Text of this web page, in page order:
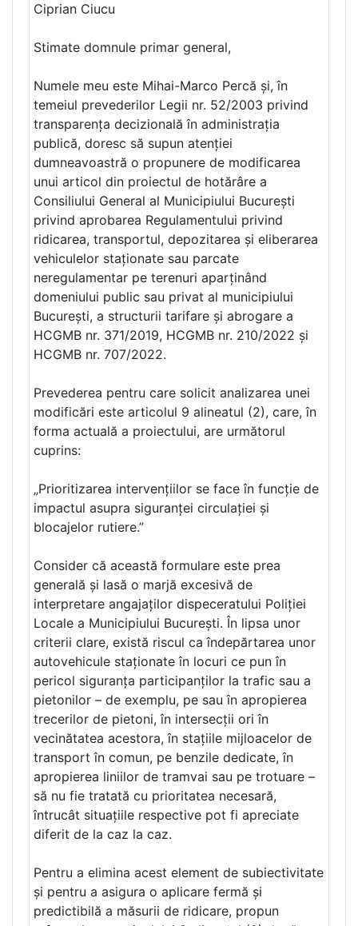
Ciprian Ciucu
Stimate domnule primar general,
Numele meu este Mihai-Marco Percă și, în
temeiul prevederilor Legii nr. 52/2003 privind
transparența decizională în administrația
publică, doresc să supun atenției
dumneavoastră o propunere de modificarea
unui articol din proiectul de hotărâre a
Consiliului General al Municipiului București
privind aprobarea Regulamentului privind
ridicarea, transportul, depozitarea și eliberarea
vehiculelor staționate sau parcate
neregulamentar pe terenuri aparținând
domeniului public sau privat al municipiului
București, a structurii tarifare și abrogare a
HCGMB nr. 371/2019, HCGMB nr. 210/2022 și
HCGMB nr. 707/2022.
Prevederea pentru care solicit analizarea unei
modificări este articolul 9 alineatul (2), care, în
forma actuală a proiectului, are următorul
cuprins:
„Prioritizarea intervențiilor se face în funcție de
impactul asupra siguranței circulației și
blocajelor rutiere.”
Consider că această formulare este prea
generală și lasă o marjă excesivă de
interpretare angajaților dispeceratului Poliției
Locale a Municipiului București. În lipsa unor
criterii clare, există riscul ca îndepărtarea unor
autovehicule staționate în locuri ce pun în
pericol siguranța participanților la trafic sau a
pietonilor – de exemplu, pe sau în apropierea
trecerilor de pietoni, în intersecții ori în
vecinătatea acestora, în stațiile mijloacelor de
transport în comun, pe benzile dedicate, în
apropierea liniilor de tramvai sau pe trotuare –
să nu fie tratată cu prioritatea necesară,
întrucât situațiile respective pot fi apreciate
diferit de la caz la caz.
Pentru a elimina acest element de subiectivitate
și pentru a asigura o aplicare fermă și
predictibilă a măsurii de ridicare, propun